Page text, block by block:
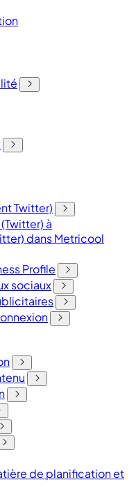
Twitter)
à
dans Metricool
Profile
sociaux
de planification et